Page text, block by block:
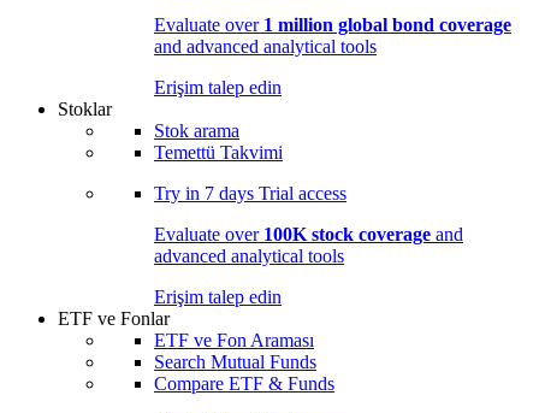
Evaluate over 1 million global bond coverage
and advanced analytical tools
Erişim talep edin
Stoklar
Stok arama
Temettü Takvimi
Try in 7 days Trial access
Evaluate over 100K stock coverage and
advanced analytical tools
Erişim talep edin
ETF ve Fonlar
ETF ve Fon Araması
Search Mutual Funds
Compare ETF & Funds